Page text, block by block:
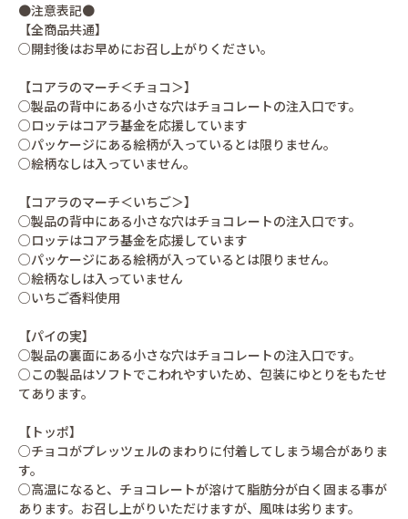
●注意表記●
【全商品共通】
○開封後はお早めにお召し上がりください。
【コアラのマーチ＜チョコ＞】
○製品の背中にある小さな穴はチョコレートの注入口です。
○ロッテはコアラ基金を応援しています
○パッケージにある絵柄が入っているとは限りません。
○絵柄なしは入っていません。
【コアラのマーチ＜いちご＞】
○製品の背中にある小さな穴はチョコレートの注入口です。
○ロッテはコアラ基金を応援しています
○パッケージにある絵柄が入っているとは限りません。
○絵柄なしは入っていません
○いちご香料使用
【パイの実】
○製品の裏面にある小さな穴はチョコレートの注入口です。
○この製品はソフトでこわれやすいため、包装にゆとりをもたせ
てあります。
【トッポ】
○チョコがプレッツェルのまわりに付着してしまう場合がありま
す。
○高温になると、チョコレートが溶けて脂肪分が白く固まる事が
あります。お召し上がりいただけますが、風味は劣ります。